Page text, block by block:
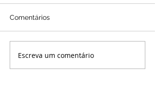
Comentários
Escreva um comentário